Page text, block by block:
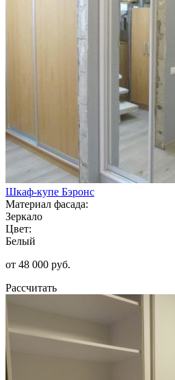
Шкаф-купе Бэронс
Материал фасада:
Зеркало
Цвет:
Белый
от 48 000 руб.
Рассчитать